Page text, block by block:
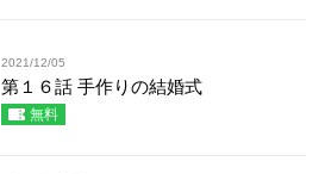
2021/12/05
第１６話 手作りの結婚式
無料